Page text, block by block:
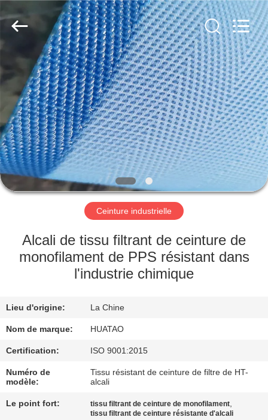
MAISON
PRODUITS
AU
SUJET
DE
NOUS
VISITE
D'USINE
DE
QUALITÉ
CONTACTEZ-
NOUS
LOVER
LTD.
Ceinture industrielle
Alcali de tissu filtrant de ceinture de
monofilament de PPS résistant dans
l'industrie chimique
Lieu d'origine: La Chine
Nom de marque: HUATAO
Certification: ISO 9001:2015
Numéro de
modèle:
Tissu résistant de ceinture de filtre de HT-
alcali
Le point fort: tissu filtrant de ceinture de monofilament,
tissu filtrant de ceinture résistante d'alcali